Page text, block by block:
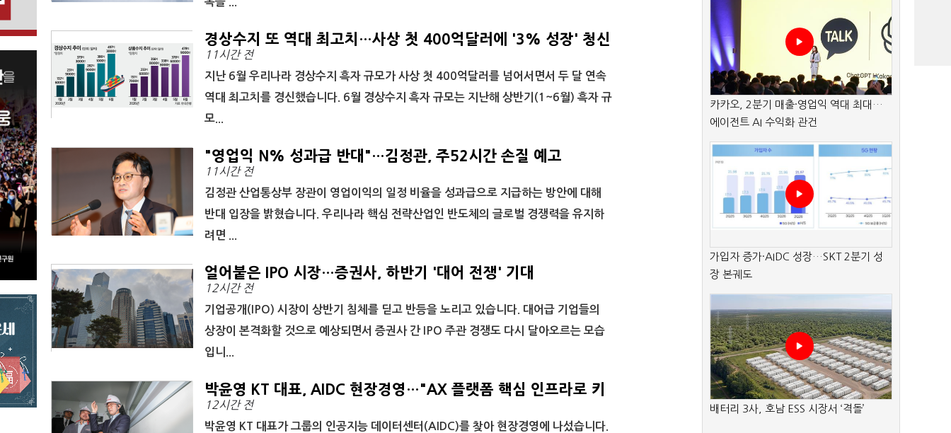
경상수지 또 역대 최고치…사상 첫 400억달러에 '3% 성장' 청신
호
11시간 전
지난 6월 우리나라 경상수지 흑자 규모가 사상 첫 400억달러를 넘어서면서 두 달 연속
역대 최고치를 경신했습니다. 6월 경상수지 흑자 규모는 지난해 상반기(1~6월) 흑자 규
모...
"영업익 N% 성과급 반대"…김정관, 주52시간 손질 예고
11시간 전
김정관 산업통상부 장관이 영업이익의 일정 비율을 성과급으로 지급하는 방안에 대해
반대 입장을 밝혔습니다. 우리나라 핵심 전략산업인 반도체의 글로벌 경쟁력을 유지하
려면 ...
얼어붙은 IPO 시장…증권사, 하반기 '대어 전쟁' 기대
12시간 전
기업공개(IPO) 시장이 상반기 침체를 딛고 반등을 노리고 있습니다. 대어급 기업들의
상장이 본격화할 것으로 예상되면서 증권사 간 IPO 주관 경쟁도 다시 달아오르는 모습
입니...
박윤영 KT 대표, AIDC 현장경영…"AX 플랫폼 핵심 인프라로 키
운다"
12시간 전
박윤영 KT 대표가 그룹의 인공지능 데이터센터(AIDC)를 찾아 현장경영에 나섰습니다.
카카오, 2분기 매출·영업익 역대 최대…
에이전트 AI 수익화 관건
가입자 증가·AIDC 성장…SKT 2분기 성
장 본궤도
배터리 3사, 호남 ESS 시장서 ‘격돌’